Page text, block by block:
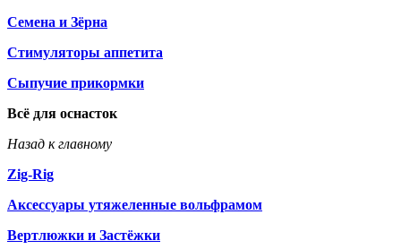
Семена и Зёрна
Стимуляторы аппетита
Сыпучие прикормки
Всё для оснасток
Назад к главному
Zig-Rig
Аксессуары утяжеленные вольфрамом
Вертлюжки и Застёжки